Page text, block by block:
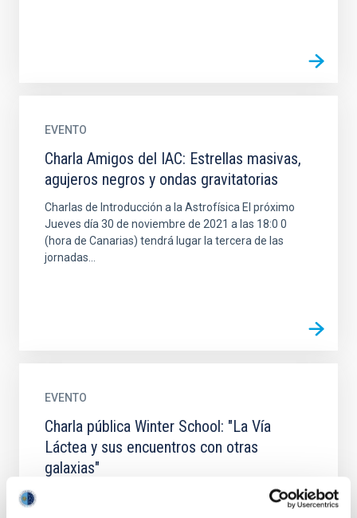
EVENTO
Charla Amigos del IAC: Estrellas masivas,
agujeros negros y ondas gravitatorias
Charlas de Introducción a la Astrofísica El próximo
Jueves día 30 de noviembre de 2021 a las 18:0 0
(hora de Canarias) tendrá lugar la tercera de las
jornadas...
EVENTO
Charla pública Winter School: "La Vía
Láctea y sus encuentros con otras
galaxias"
Gracias a la cantidad de datos producidos por la